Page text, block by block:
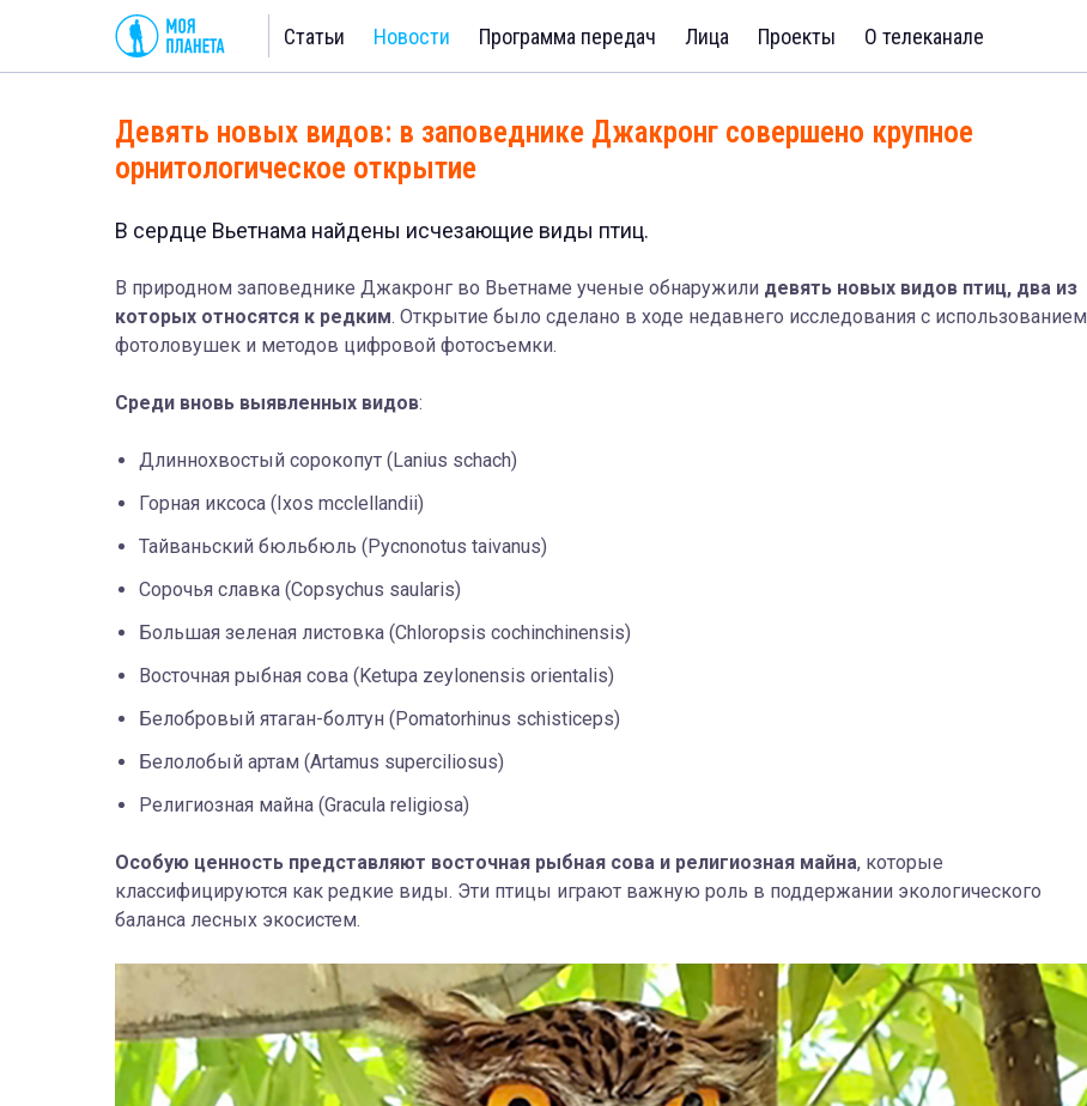
Статьи Новости Программа передач Лица Проекты О телеканале
Девять новых видов: в заповеднике Джакронг совершено крупное
орнитологическое открытие
В сердце Вьетнама найдены исчезающие виды птиц.
В природном заповеднике Джакронг во Вьетнаме ученые обнаружили девять новых видов птиц, два из
которых относятся к редким. Открытие было сделано в ходе недавнего исследования с использованием
фотоловушек и методов цифровой фотосъемки.
Среди вновь выявленных видов:
Длиннохвостый сорокопут (Lanius schach)
Горная иксоса (Ixos mcclellandii)
Тайваньский бюльбюль (Pycnonotus taivanus)
Сорочья славка (Copsychus saularis)
Большая зеленая листовка (Chloropsis cochinchinensis)
Восточная рыбная сова (Ketupa zeylonensis orientalis)
Белобровый ятаган-болтун (Pomatorhinus schisticeps)
Белолобый артам (Artamus superciliosus)
Религиозная майна (Gracula religiosa)
Особую ценность представляют восточная рыбная сова и религиозная майна, которые
классифицируются как редкие виды. Эти птицы играют важную роль в поддержании экологического
баланса лесных экосистем.